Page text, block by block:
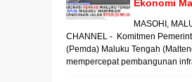
Ekonomi
MASOHI,
CHANNEL - Komitmen
(Pemda) Maluku Tengah
mempercepat pembangunan